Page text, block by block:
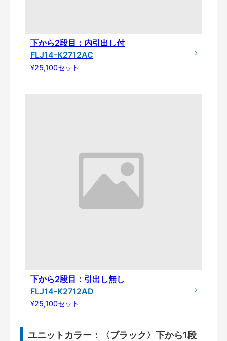
下から2段目：内引出し付
FLJ14-K2712AC
¥25,100セット
下から2段目：引出し無し
FLJ14-K2712AD
¥25,100セット
ユニットカラー：〈ブラック〉下から1段